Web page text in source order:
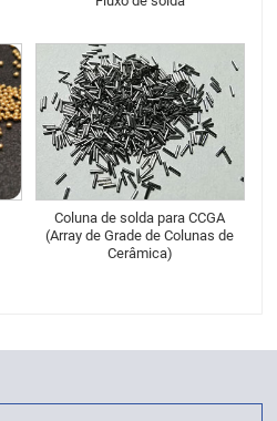
Coluna de solda para CCGA
(Array de Grade de Colunas de
Cerâmica)